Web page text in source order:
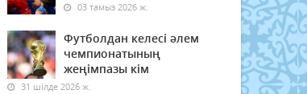
03 тамыз 2026 ж.
Футболдан келесі әлем
чемпионатының
жеңімпазы кім
31 шілде 2026 ж.